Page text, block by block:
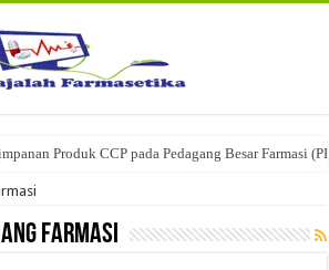
Produk CCP pada Pedagang Besar Farmasi
Farmasi